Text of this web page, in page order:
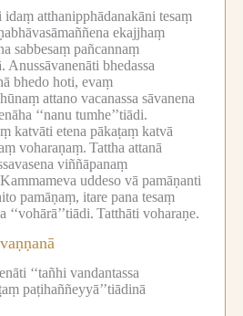
atthanipphādanakāni tesaṃ
ekajjhaṃ
sabbesaṃ pañcannaṃ
Anussāvanenāti bhedassa
bhedo hoti, evaṃ
attano vacanassa sāvanena
‘‘nanu tumhe’’tiādi.
katvāti etena pākaṭaṃ katvā
voharaṇaṃ. Tattha attanā
viññāpanaṃ
Kammameva uddeso vā pamāṇanti
pamāṇaṃ, itare pana tesaṃ
‘‘vohārā’’tiādi. Tatthāti voharaṇe.
‘‘tañhi vandantassa
paṭihaññeyyā’’tiādinā